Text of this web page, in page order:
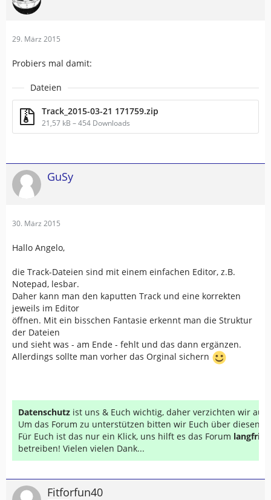
29. März 2015
Probiers mal damit:
Dateien
Track_2015-03-21 171759.zip
21,57 kB – 454 Downloads
GuSy
30. März 2015
Hallo Angelo,
die Track-Dateien sind mit einem einfachen Editor, z.B.
Notepad, lesbar.
Daher kann man den kaputten Track und eine korrekten
jeweils im Editor
öffnen. Mit ein bisschen Fantasie erkennt man die Struktur
der Dateien
und sieht was - am Ende - fehlt und das dann ergänzen.
Allerdings sollte man vorher das Orginal sichern
Datenschutz ist uns & Euch wichtig, daher verzichten wir auf
Um das Forum zu unterstützen bitten wir Euch über diesen
Für Euch ist das nur ein Klick, uns hilft es das Forum
betreiben! Vielen vielen Dank...
Fitforfun40